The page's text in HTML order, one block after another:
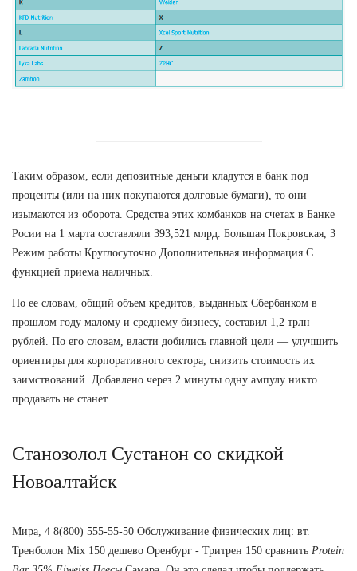
Таким образом, если депозитные деньги кладутся в банк под
проценты (или на них покупаются долговые бумаги), то они
изымаются из оборота. Средства этих комбанков на счетах в Банке
Росии на 1 марта составляли 393,521 млрд. Большая Покровская, 3
Режим работы Круглосуточно Дополнительная информация С
функцией приема наличных.
По ее словам, общий объем кредитов, выданных Сбербанком в
прошлом году малому и среднему бизнесу, составил 1,2 трлн
рублей. По его словам, власти добились главной цели — улучшить
ориентиры для корпоративного сектора, снизить стоимость их
заимствований. Добавлено через 2 минуты одну ампулу никто
продавать не станет.
Станозолол Сустанон со скидкой
Новоалтайск
Мира, 4 8(800) 555-55-50 Обслуживание физических лиц: вт.
Тренболон Mix 150 дешево Оренбург - Тритрен 150 сравнить Protein